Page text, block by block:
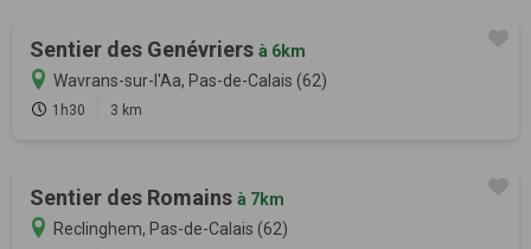
Sentier des Genévriers à 6km
Wavrans-sur-l'Aa, Pas-de-Calais (62)
1h30 3 km
Sentier des Romains à 7km
Reclinghem, Pas-de-Calais (62)